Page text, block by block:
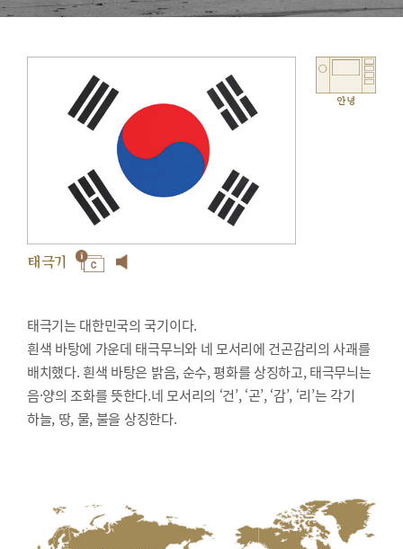
태극기
안녕
태극기는 대한민국의 국기이다.
흰색 바탕에 가운데 태극무늬와 네 모서리에 건곤감리의 사괘를
배치했다. 흰색 바탕은 밝음, 순수, 평화를 상징하고, 태극무늬는
음·양의 조화를 뜻한다.네 모서리의 ‘건’, ‘곤’, ‘감’, ‘리’는 각기
하늘, 땅, 물, 불을 상징한다.